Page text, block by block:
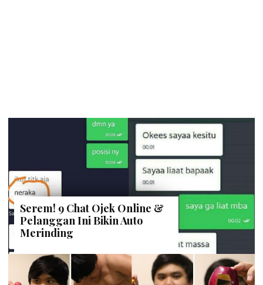
Serem! 9 Chat Ojek Online &
Pelanggan Ini Bikin Auto
Merinding